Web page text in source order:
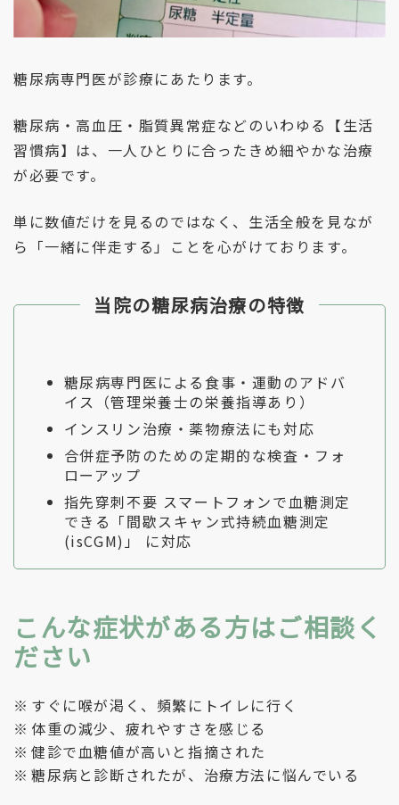
糖尿病専門医が診療にあたります。
糖尿病・高血圧・脂質異常症などのいわゆる【生活
習慣病】は、 一人ひとりに合ったきめ細やかな治療
が必要です。
単に数値だけを見るのではなく、生活全般を見なが
ら「一緒に伴走する」ことを心がけております。
当院の糖尿病治療の特徴
糖尿病専門医による食事・運動のアドバ
イス（管理栄養士の栄養指導あり）
インスリン治療・薬物療法にも対応
合併症予防のための定期的な検査・フォ
ローアップ
指先穿刺不要 スマートフォンで血糖測定
できる「間歇スキャン式持続血糖測定
(isCGM)」 に対応
こんな症状がある方はご相談く
ださい
すぐに喉が渇く、頻繁にトイレに行く
体重の減少、疲れやすさを感じる
健診で血糖値が高いと指摘された
糖尿病と診断されたが、治療方法に悩んでいる